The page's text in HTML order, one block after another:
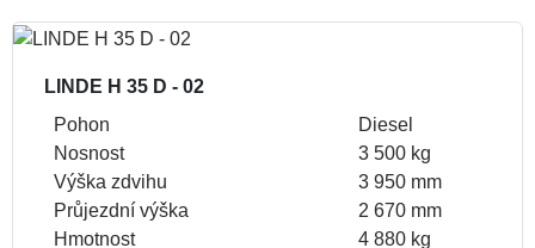
LINDE H 35 D - 02
Pohon
Diesel
Nosnost
3 500 kg
Výška zdvihu
3 950 mm
Průjezdní výška
2 670 mm
Hmotnost
4 880 kg